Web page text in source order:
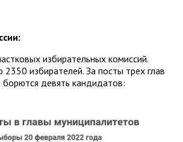
избирательных комиссий.
2350 избирателей. За посты трех глав
девять кандидатов: